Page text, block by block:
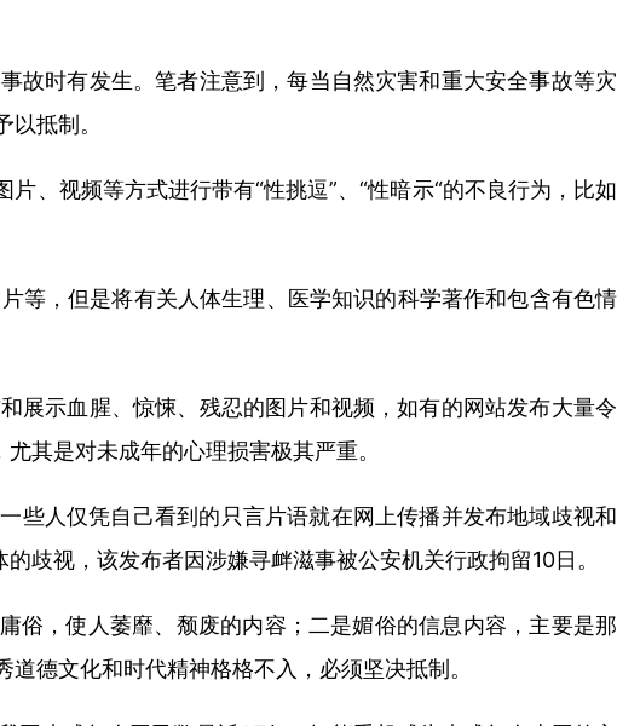
故时有发生。笔者注意到，每当自然灾害和重大安全事故等灾
抵制。
、视频等方式进行带有“性挑逗”、“性暗示“的不良行为，比如
等，但是将有关人体生理、医学知识的科学著作和包含有色情
展示血腥、惊悚、残忍的图片和视频，如有的网站发布大量令
其是对未成年的心理损害极其严重。
些人仅凭自己看到的只言片语就在网上传播并发布地域歧视和
歧视，该发布者因涉嫌寻衅滋事被公安机关行政拘留10日。
俗，使人萎靡、颓废的内容；二是媚俗的信息内容，主要是那
德文化和时代精神格格不入，必须坚决抵制。